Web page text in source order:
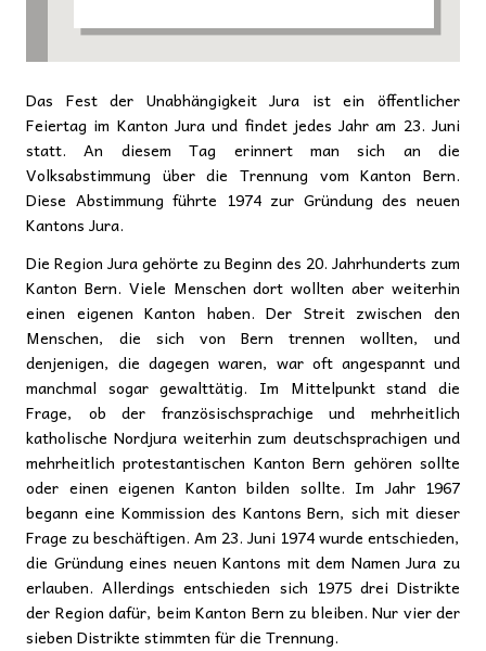
Das Fest der Unabhängigkeit Jura ist ein öffentlicher
Feiertag im Kanton Jura und findet jedes Jahr am 23. Juni
statt. An diesem Tag erinnert man sich an die
Volksabstimmung über die Trennung vom Kanton Bern.
Diese Abstimmung führte 1974 zur Gründung des neuen
Kantons Jura.
Die Region Jura gehörte zu Beginn des 20. Jahrhunderts zum
Kanton Bern. Viele Menschen dort wollten aber weiterhin
einen eigenen Kanton haben. Der Streit zwischen den
Menschen, die sich von Bern trennen wollten, und
denjenigen, die dagegen waren, war oft angespannt und
manchmal sogar gewalttätig. Im Mittelpunkt stand die
Frage, ob der französischsprachige und mehrheitlich
katholische Nordjura weiterhin zum deutschsprachigen und
mehrheitlich protestantischen Kanton Bern gehören sollte
oder einen eigenen Kanton bilden sollte. Im Jahr 1967
begann eine Kommission des Kantons Bern, sich mit dieser
Frage zu beschäftigen. Am 23. Juni 1974 wurde entschieden,
die Gründung eines neuen Kantons mit dem Namen Jura zu
erlauben. Allerdings entschieden sich 1975 drei Distrikte
der Region dafür, beim Kanton Bern zu bleiben. Nur vier der
sieben Distrikte stimmten für die Trennung.